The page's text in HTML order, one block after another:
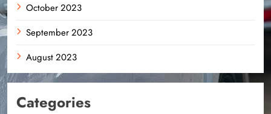
October 2023
September 2023
August 2023
Categories